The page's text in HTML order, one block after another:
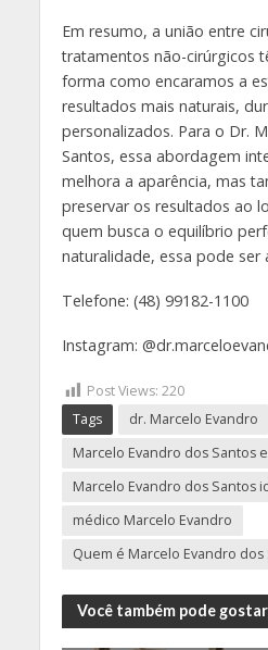
Em resumo, a união entre
tratamentos não-cirúrgicos
forma como encaramos a
resultados mais naturais,
personalizados. Para o Dr.
Santos, essa abordagem
melhora a aparência, mas
preservar os resultados ao
quem busca o equilíbrio
naturalidade, essa pode ser
Telefone: (48) 99182-1100
Instagram:
Post Views: 220
Tags
dr. Marcelo Evandro
Marcelo Evandro dos Santos
Marcelo Evandro dos Santos
médico Marcelo Evandro
Quem é Marcelo Evandro dos
Você também pode gostar